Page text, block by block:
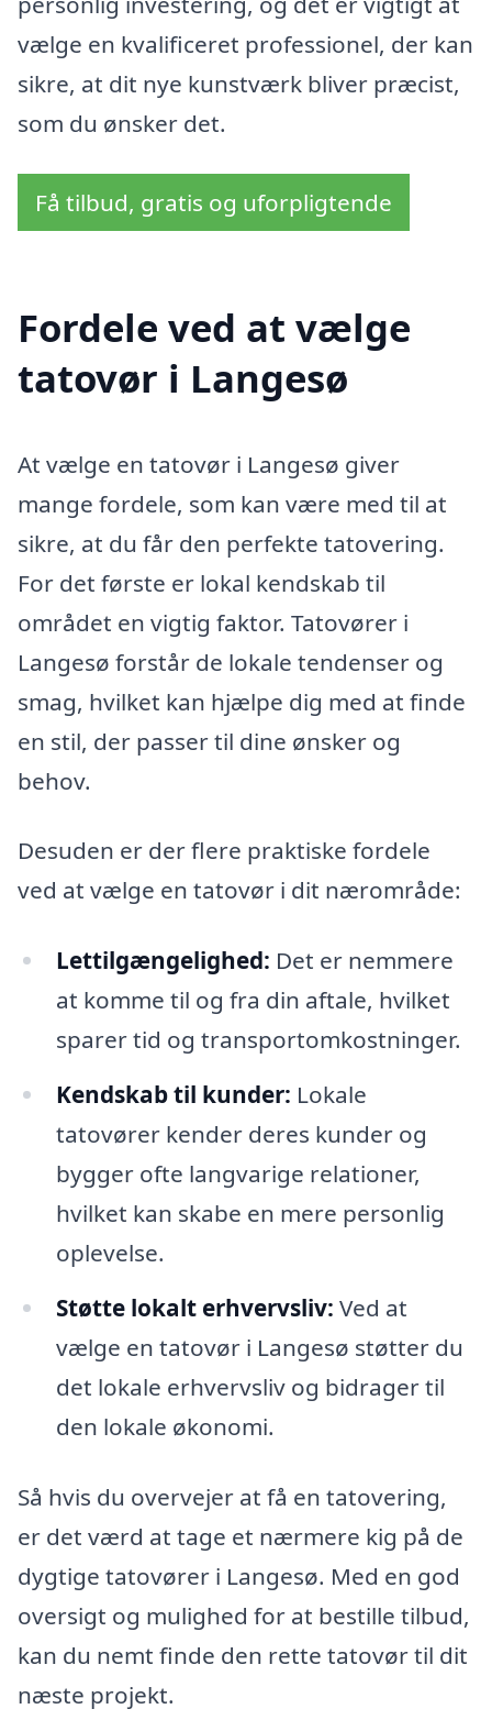
vælge en kvalificeret professionel, der kan
sikre, at dit nye kunstværk bliver præcist,
som du ønsker det.
Få tilbud, gratis og uforpligtende
Fordele ved at vælge
tatovør i Langesø
At vælge en tatovør i Langesø giver
mange fordele, som kan være med til at
sikre, at du får den perfekte tatovering.
For det første er lokal kendskab til
området en vigtig faktor. Tatovører i
Langesø forstår de lokale tendenser og
smag, hvilket kan hjælpe dig med at finde
en stil, der passer til dine ønsker og
behov.
Desuden er der flere praktiske fordele
ved at vælge en tatovør i dit nærområde:
Lettilgængelighed: Det er nemmere
at komme til og fra din aftale, hvilket
sparer tid og transportomkostninger.
Kendskab til kunder: Lokale
tatovører kender deres kunder og
bygger ofte langvarige relationer,
hvilket kan skabe en mere personlig
oplevelse.
Støtte lokalt erhvervsliv: Ved at
vælge en tatovør i Langesø støtter du
det lokale erhvervsliv og bidrager til
den lokale økonomi.
Så hvis du overvejer at få en tatovering,
er det værd at tage et nærmere kig på de
dygtige tatovører i Langesø. Med en god
oversigt og mulighed for at bestille tilbud,
kan du nemt finde den rette tatovør til dit
næste projekt.